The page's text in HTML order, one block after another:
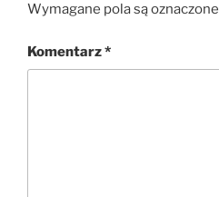
Wymagane pola są oznaczone
Komentarz*